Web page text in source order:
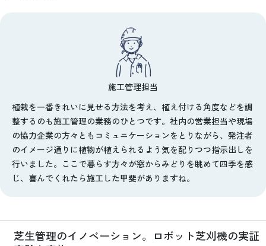
施工管理担当
植栽を一番きれいに見せる方法を考え、植え付ける角度などを調
整するのも施工管理の業務のひとつです。社内の営業担当や現場
の協力企業の方々ともコミュニケーションをとりながら、発注者
のイメージ通りに植物が植えられるよう気を配りつつ指示出しを
行いました。ここで暮らす方々が窓からみどりを眺めて四季を感
じ、喜んでくれたら施工した甲斐がありますね。
芝生管理のイノベーション。ロボット芝刈機の実証